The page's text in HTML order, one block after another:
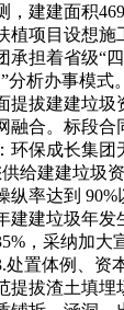
，建建面积
植项目设想施
承担着省级“
分析办事模式
提拔建建垃
融合。标段合
保成长集团
给建建垃圾
纵率达到 90%
建建垃圾年发
，采纳加大
置体例、资
拔渣土填埋